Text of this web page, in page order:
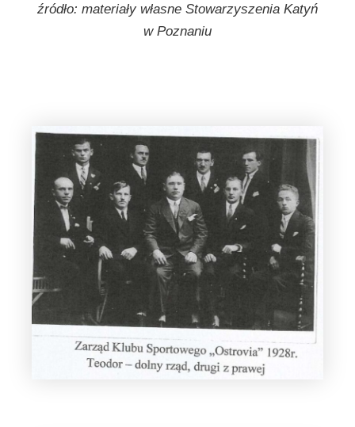
źródło: materiały własne Stowarzyszenia Katyń
w Poznaniu